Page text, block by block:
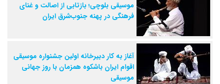
موسیقی بلوچی؛ بازتابی از اصالت و غنای
فرهنگی در پهنه جنوب‌شرق ایران
آغاز به کار دبیرخانه اولین جشنواره موسیقی
اقوام ایران باشکوه همزمان با روز جهانی
موسیقی